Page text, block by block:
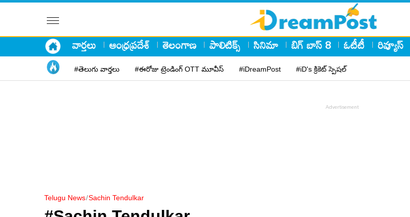
వార్తలు ఆంధ్రప్రదేశ్ తెలంగాణ పాలిటిక్స్ సినిమా బిగ్ బాస్ 8 ఓటీటీ రివ్యూస్
#తెలుగు వార్తలు #ఈరోజు ట్రెండింగ్ OTT మూవీస్ #iDreamPost #iD's క్రికెట్ స్పెషల్
Telugu News/Sachin Tendulkar